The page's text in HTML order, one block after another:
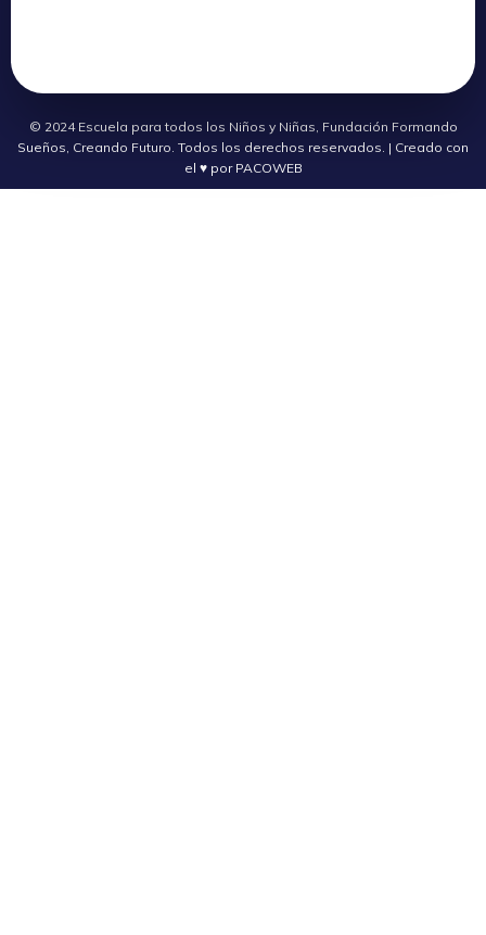
© 2024 Escuela para todos los Niños y Niñas, Fundación Formando
Sueños, Creando Futuro. Todos los derechos reservados. | Creado con
el ♥ por PACOWEB